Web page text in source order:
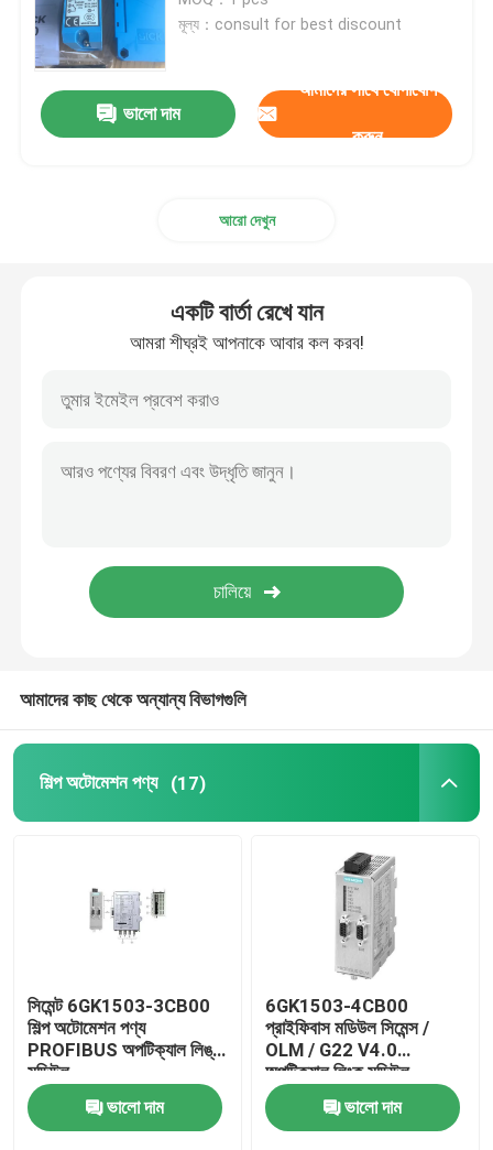
ক্যাবল ক্রাম্প সংযোগকারী
বিস্ফোরণ প্রতিরোধক সুইচ এবং সকেট
প্রক্সিমিটি সেন্সর সুইচ
শিল্প নিয়ন্ত্রণ রিলে
পুশ বোতাম বৈদ্যুতিক সুইচ
বৈদ্যুতিক নিরাপত্তা ফিউজ
SMPS সুইচ মোড পাওয়ার সাপ্লাই
দিন রেল এনার্জি মিটার
শিল্প প্লাগ এবং সকেট
স্ব-লকিং ক্যাবল টাই
মূল্য：consult for best discount
ভালো দাম
আমাদের সাথে যোগাযোগ
করুন
আরো দেখুন
একটি বার্তা রেখে যান
আমরা শীঘ্রই আপনাকে আবার কল করব!
আমাদের কাছ থেকে অন্যান্য বিভাগগুলি
শিল্প অটোমেশন পণ্য (17)
সিমেন্ট 6GK1503-3CB00
শিল্প অটোমেশন পণ্য
PROFIBUS অপটিক্যাল লিঙ্ক
মডিউল
ভালো দাম
6GK1503-4CB00
প্রাইফিবাস মডিউল সিমেন্স /
OLM / G22 V4.0
অপটিক্যাল লিংক মডিউল
ভালো দাম